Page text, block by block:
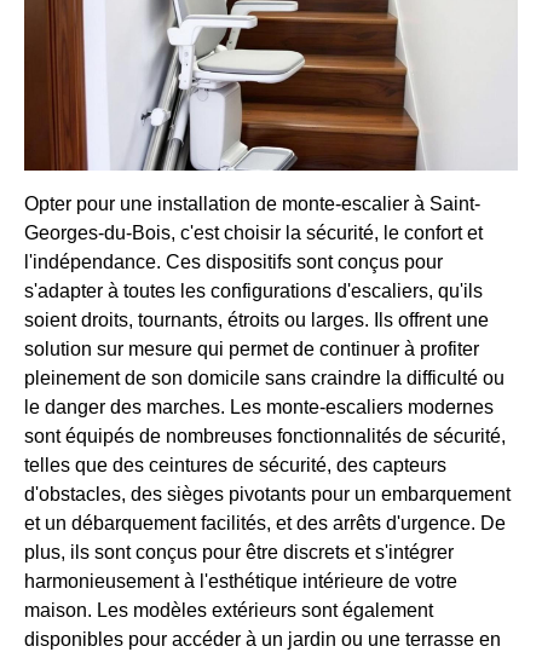
Opter pour une installation de monte-escalier à Saint-
Georges-du-Bois, c'est choisir la sécurité, le confort et
l'indépendance. Ces dispositifs sont conçus pour
s'adapter à toutes les configurations d'escaliers, qu'ils
soient droits, tournants, étroits ou larges. Ils offrent une
solution sur mesure qui permet de continuer à profiter
pleinement de son domicile sans craindre la difficulté ou
le danger des marches. Les monte-escaliers modernes
sont équipés de nombreuses fonctionnalités de sécurité,
telles que des ceintures de sécurité, des capteurs
d'obstacles, des sièges pivotants pour un embarquement
et un débarquement facilités, et des arrêts d'urgence. De
plus, ils sont conçus pour être discrets et s'intégrer
harmonieusement à l'esthétique intérieure de votre
maison. Les modèles extérieurs sont également
disponibles pour accéder à un jardin ou une terrasse en